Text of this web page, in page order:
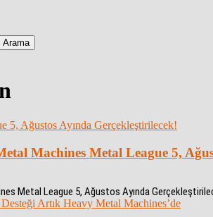
Machines Metal League 5,
Metal League 5, Ağustos Ayında